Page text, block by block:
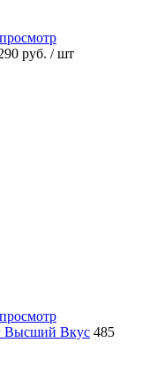
руб. / шт
Высший Вкус 485